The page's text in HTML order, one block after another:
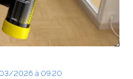
2026 à 09:20